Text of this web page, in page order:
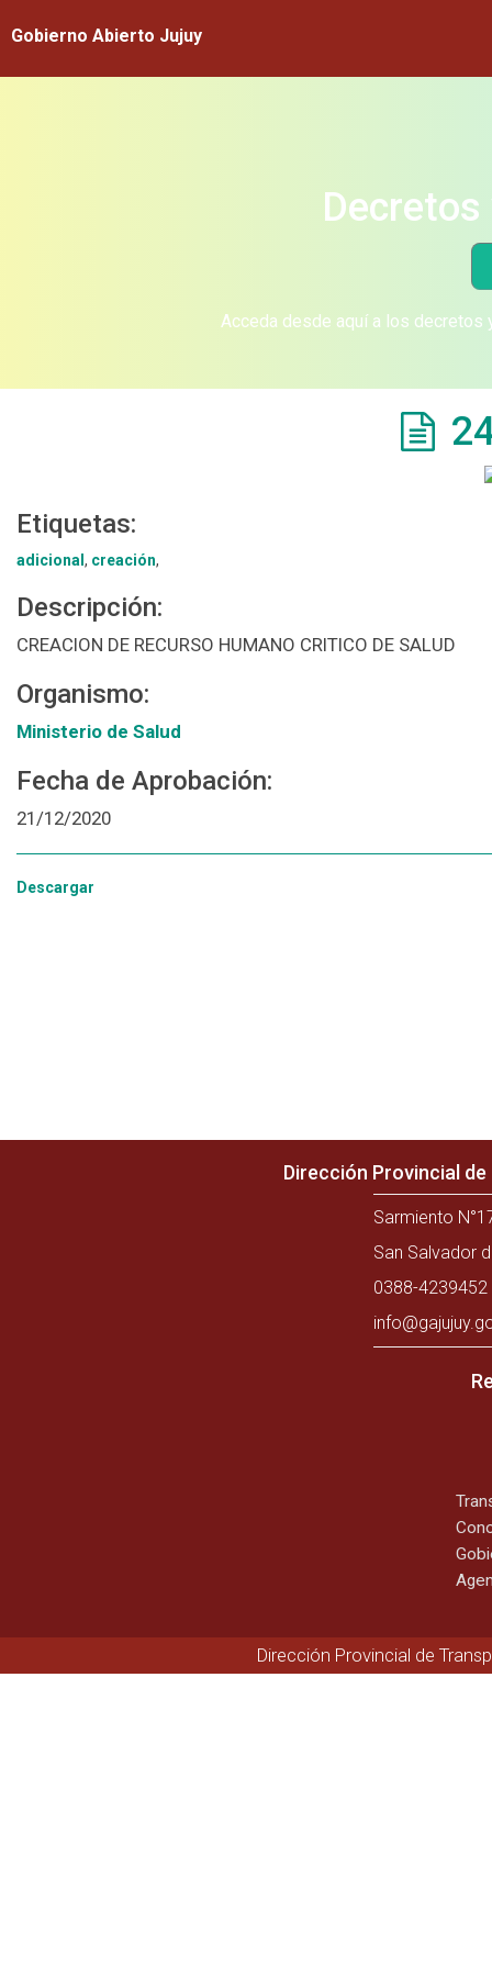
Gobierno Abierto Jujuy
Acceda desde aquí a los
Etiquetas:
adicional , creación,
Descripción:
CREACION DE RECURSO HUMANO CRITICO DE SALUD
Organismo:
Ministerio de Salud
Fecha de Aprobación:
21/12/2020
Descargar
Dirección Provincial
Sarmiento
San Salvador
0388-
Dirección Provincial de